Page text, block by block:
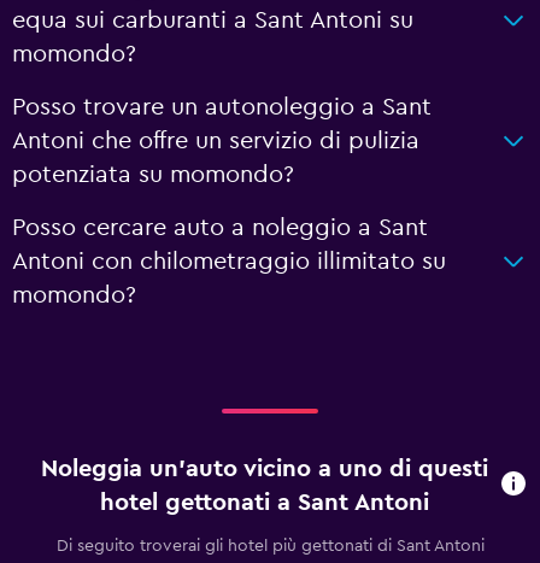
equa sui carburanti a Sant Antoni su
momondo?
Posso trovare un autonoleggio a Sant
Antoni che offre un servizio di pulizia
potenziata su momondo?
Posso cercare auto a noleggio a Sant
Antoni con chilometraggio illimitato su
momondo?
Noleggia un'auto vicino a uno di questi
hotel gettonati a Sant Antoni
Di seguito troverai gli hotel più gettonati di Sant Antoni